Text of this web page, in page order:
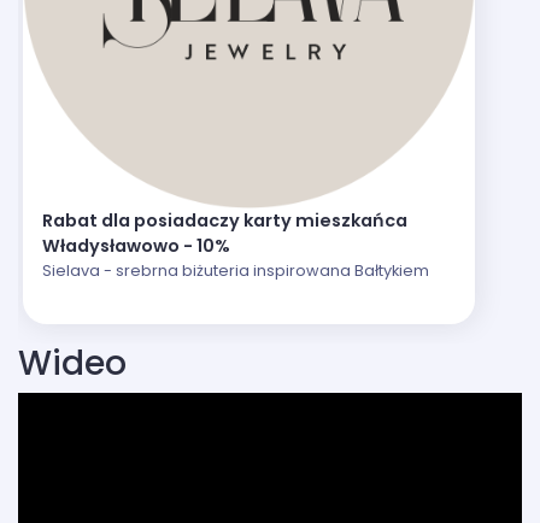
Rabat dla posiadaczy karty mieszkańca
Władysławowo - 10%
Sielava - srebrna biżuteria inspirowana Bałtykiem
Wideo